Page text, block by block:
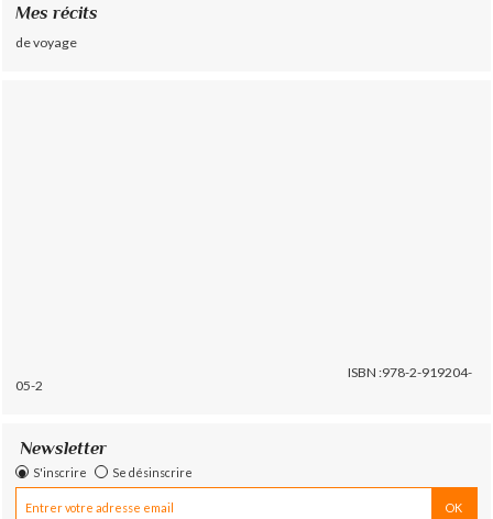
Mes récits
de voyage
ISBN :978-2-919204-
05-2
Newsletter
S'inscrire Se désinscrire